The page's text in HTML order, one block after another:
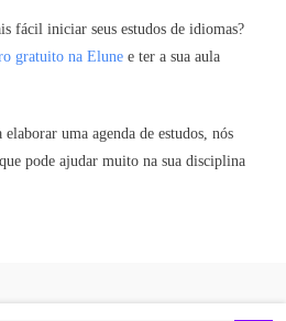
fácil iniciar seus estudos de idiomas?
gratuito na Elune e ter a sua aula
uma agenda de estudos, nós
que pode ajudar muito na sua disciplina